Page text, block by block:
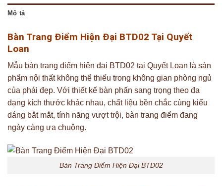
Mô tả
Bàn Trang Điểm Hiện Đại BTD02 Tại Quyết
Loan
Mẫu bàn trang điểm hiện đại BTD02 tại Quyết Loan là sản
phẩm nội thất không thể thiếu trong không gian phòng ngủ
của phái đẹp. Với thiết kế bàn phấn sang trọng theo đa
dạng kích thước khác nhau, chất liệu bền chắc cùng kiểu
dáng bắt mắt, tính năng vượt trội, bàn trang điểm đang
ngày càng ưa chuộng.
Bàn Trang Điểm Hiện Đại BTD02